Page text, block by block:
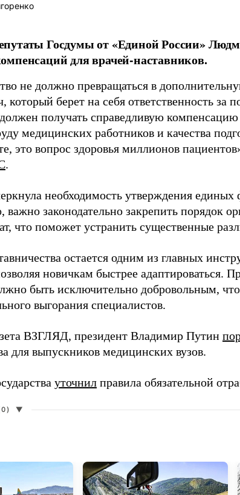
Госдумы от «Единой России»
для врачей-наставников.
не должно превращаться в
который берет на себя ответственность за
получать справедливую компенсацию
медицинских работников и качества
это вопрос здоровья миллионов
.
необходимость утверждения единых
законодательно закрепить порядок
что поможет устранить существенные
остается одним из главных
новичкам быстрее адаптироваться.
быть исключительно добровольным,
выгорания специалистов.
ВЗГЛЯД, президент Владимир Путин
для выпускников медицинских вузов.
уточнил правила обязательной
▼